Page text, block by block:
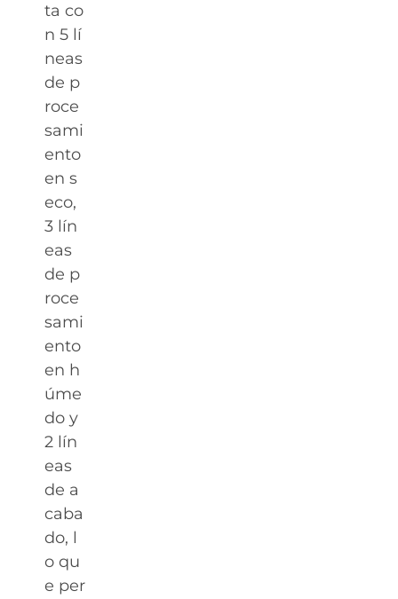
ta co
n 5 lí
neas
de p
roce
sami
ento
en s
eco,
3 lín
eas
de p
roce
sami
ento
en h
úme
do y
2 lín
eas
de a
caba
do, l
o qu
e per